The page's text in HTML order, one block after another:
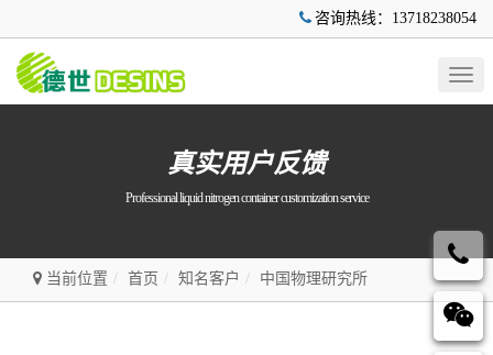
咨询热线：13718238054
真实用户反馈
Professional liquid nitrogen container customization service
当前位置 首页 知名客户 中国物理研究所